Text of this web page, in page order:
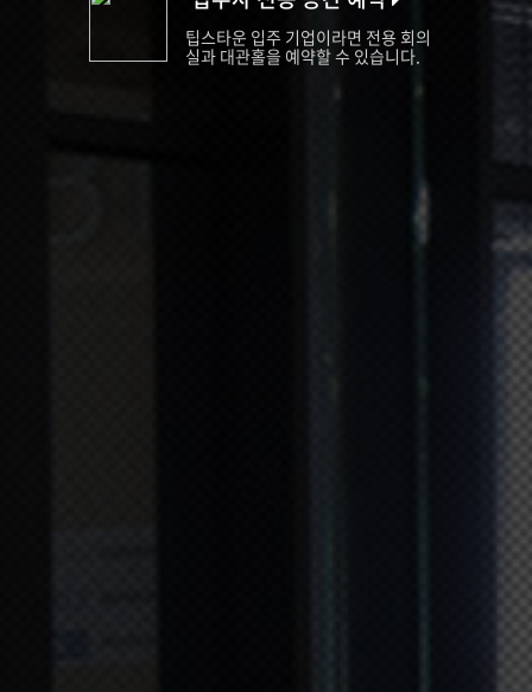
팁스타운 입주 기업이라면 전용 회의
실과 대관홀을 예약할 수 있습니다.